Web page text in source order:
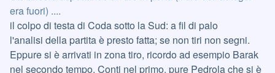
era fuori) ....
il colpo di testa di Coda sotto la Sud: a fil di palo
l'analisi della partita è presto fatta; se non tiri non segni.
Eppure si è arrivati in zona tiro, ricordo ad esempio Barak
nel secondo tempo, Conti nel primo, pure Pedrola che si è